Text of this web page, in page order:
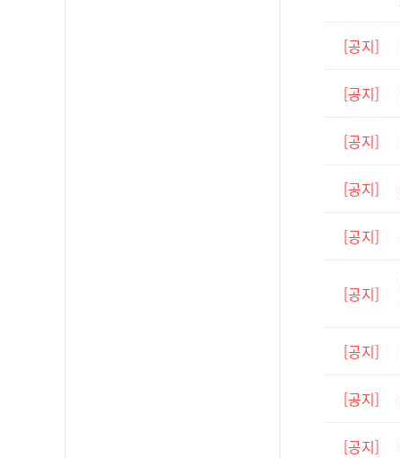
[공지]
[공지]
[공지]
[공지]
[공지]
[공지]
[공지]
[공지]
[공지]